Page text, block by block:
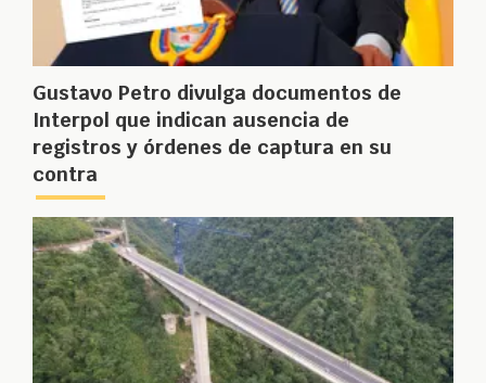
Gustavo Petro divulga documentos de
Interpol que indican ausencia de
registros y órdenes de captura en su
contra